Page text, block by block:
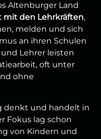
Altenburger Land
mit den Lehrkräften,
melden und sich
an ihren Schulen
Lehrer leisten
oft unter
ohne
denkt und handelt in
Fokus lag schon
von Kindern und